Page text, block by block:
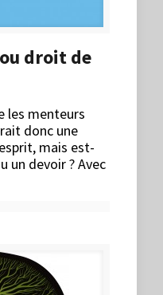
droit de
les menteurs
donc une
mais est-
un devoir ? Avec